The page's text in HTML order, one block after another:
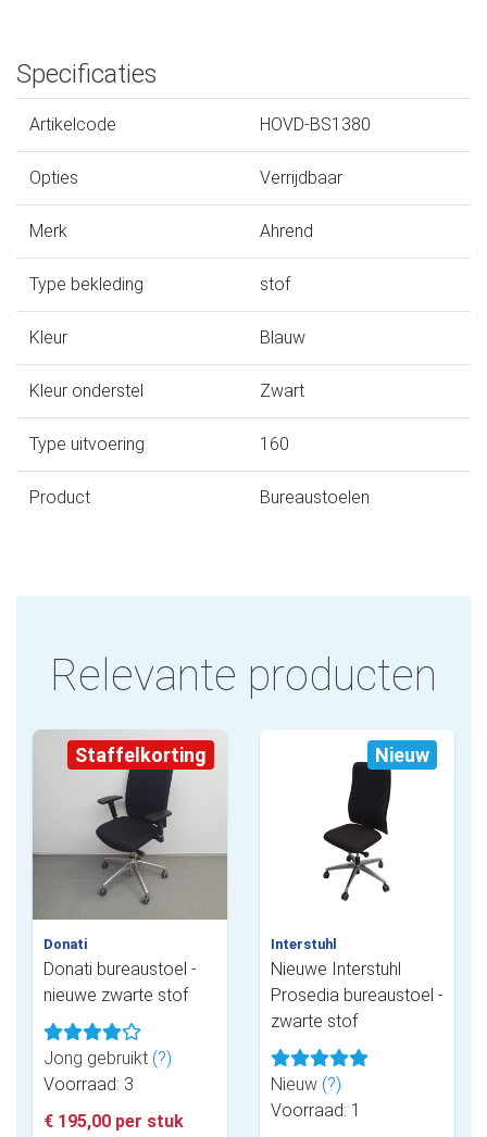
Specificaties
Artikelcode HOVD-BS1380
Opties Verrijdbaar
Merk Ahrend
Type bekleding stof
Kleur Blauw
Kleur onderstel Zwart
Type uitvoering 160
Product Bureaustoelen
Relevante producten
Staffelkorting
Donati
Donati bureaustoel -
nieuwe zwarte stof
Jong gebruikt (?)
Voorraad: 3
€ 195,00 per stuk
Nieuw
Interstuhl
Nieuwe Interstuhl
Prosedia bureaustoel -
zwarte stof
Nieuw (?)
Voorraad: 1